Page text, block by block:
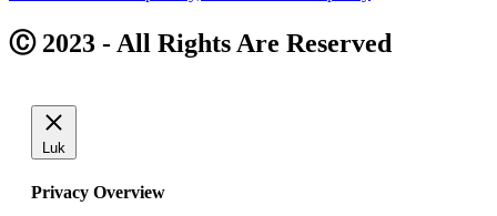
Ⓒ 2023 - All Rights Are Reserved
Luk
Privacy Overview